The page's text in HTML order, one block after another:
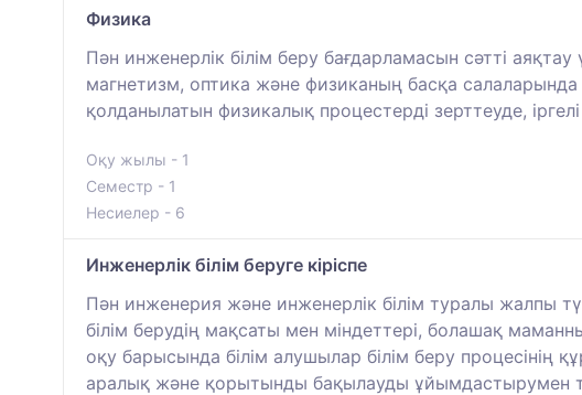
Физика
Пән инженерлік білім беру бағдарламасын сәтті
магнетизм, оптика және физиканың басқа
қолданылатын физикалық процестерді зерттеуде,
Оқу жылы - 1
Семестр - 1
Несиелер - 6
Инженерлік білім беруге кіріспе
Пән инженерия және инженерлік білім туралы жалпы
білім берудің мақсаты мен міндеттері, болашақ
оқу барысында білім алушылар білім беру
аралық және қорытынды бақылауды ұйымдастырумен